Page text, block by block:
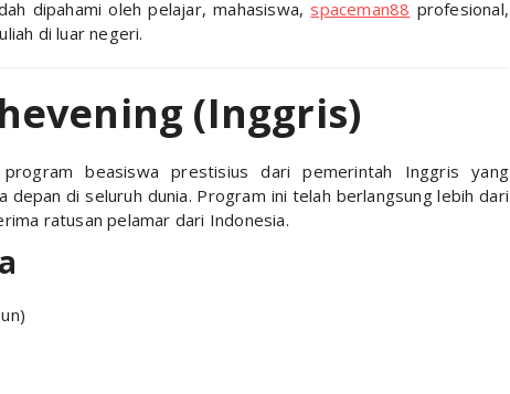
dipahami oleh pelajar, mahasiswa, spaceman88 profesional,
di luar negeri.
(Inggris)
program beasiswa prestisius dari pemerintah Inggris yang
depan di seluruh dunia. Program ini telah berlangsung lebih dari
ratusan pelamar dari Indonesia.